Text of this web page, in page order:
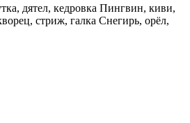
дятел, кедровка Пингвин, киви,
стриж, галка Снегирь, орёл,